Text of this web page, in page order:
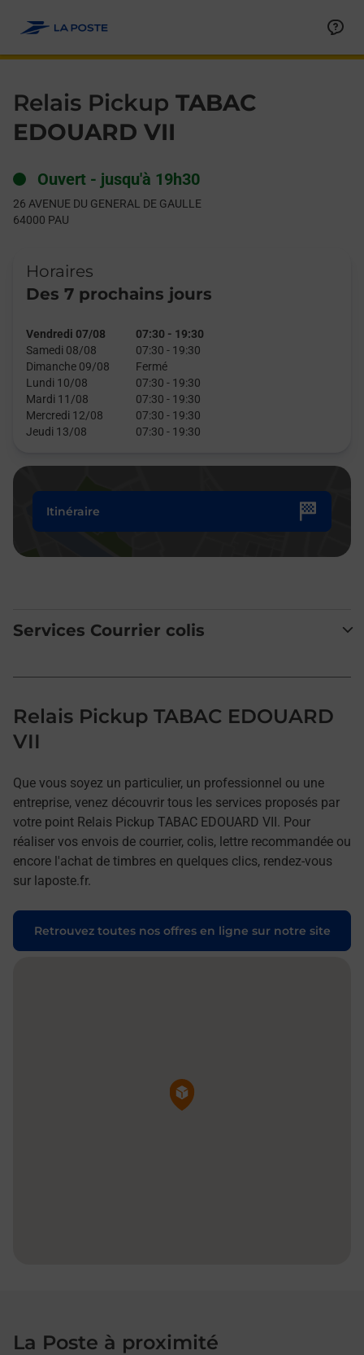
Relais Pickup TABAC
EDOUARD VII
Ouvert - jusqu'à 19h30
26 AVENUE DU GENERAL DE GAULLE
64000 PAU
Horaires
Des 7 prochains jours
Vendredi 07/08 07:30 - 19:30
Samedi 08/08
07:30 - 19:30
Dimanche 09/08
Fermé
Lundi 10/08
07:30 - 19:30
Mardi 11/08
07:30 - 19:30
Mercredi 12/08
07:30 - 19:30
Jeudi 13/08
07:30 - 19:30
Itinéraire
Services Courrier colis
Relais Pickup TABAC EDOUARD
VII
Que vous soyez un particulier, un professionnel ou une
entreprise, venez découvrir tous les services proposés par
votre point Relais Pickup TABAC EDOUARD VII. Pour
réaliser vos envois de courrier, colis, lettre recommandée ou
encore l'achat de timbres en quelques clics, rendez-vous
sur laposte.fr.
Retrouvez toutes nos offres en ligne sur notre site
Pin de la carte
La Poste à proximité